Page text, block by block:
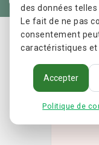
des données
Le fait de ne pas
consentement
caractéristiques et
Accepter
Politique de
Accueil
Fleur de